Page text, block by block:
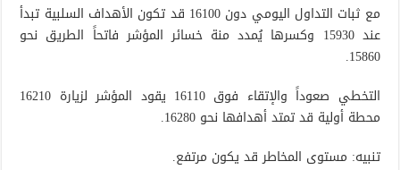
مع ثبات التداول اليومي دون 16100 قد تكون الأهداف السلبية تبدأ
عند 15930 وكسرها يُمدد منة خسائر المؤشر فاتحاً الطريق نحو
15860.
التخطي صعوداً والإتقاء فوق 16110 يقود المؤشر لزيارة 16210
محطة أولية قد تمتد أهدافها نحو 16280.
تنبيه: مستوى المخاطر قد يكون مرتفع.